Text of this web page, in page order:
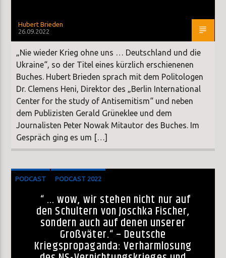
Hubert Brieden
26.09.2022
„Nie wieder Krieg ohne uns … Deutschland und die
Ukraine“, so der Titel eines kürzlich erschienenen
Buches. Hubert Brieden sprach mit dem Politologen
Dr. Clemens Heni, Direktor des „Berlin International
Center for the study of Antisemitism“ und neben
dem Publizisten Gerald Grüneklee und dem
Journalisten Peter Nowak Mitautor des Buches. Im
Gespräch ging es um […]
PODCAST PODCAST 2022
“ … wow, wir stehen nicht nur auf
den Schultern von Joschka Fischer,
sondern auch auf denen unserer
Großväter.“ – Deutsche
Kriegspropaganda: Verharmlosung